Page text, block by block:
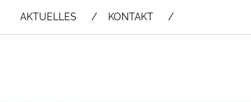
AKTUELLES KONTAKT